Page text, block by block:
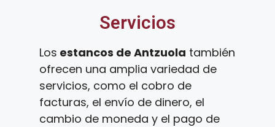
Servicios
Los estancos de Antzuola también
ofrecen una amplia variedad de
servicios, como el cobro de
facturas, el envío de dinero, el
cambio de moneda y el pago de